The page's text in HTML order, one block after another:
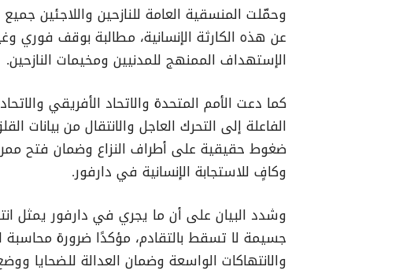
وحمّلت المنسقية العامة للنازحين واللاجئين
عن هذه الكارثة الإنسانية، مطالبة بوقف فوري
الإستهداف الممنهج للمدنيين ومخيمات النازحين.
كما دعت الأمم المتحدة والاتحاد الأفريقي
الفاعلة إلى التحرك العاجل والانتقال من
ضغوط حقيقية على أطراف النزاع وضمان فتح
وكافٍ للاستجابة الإنسانية في دارفور.
وشدد البيان على أن ما يجري في دارفور يمثل
جسيمة لا تسقط بالتقادم، مؤكدًا ضرورة محاسبة
والانتهاكات الواسعة وضمان العدالة للضحايا